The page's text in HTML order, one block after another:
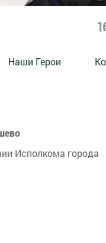
Наши Герои
Исполкома города